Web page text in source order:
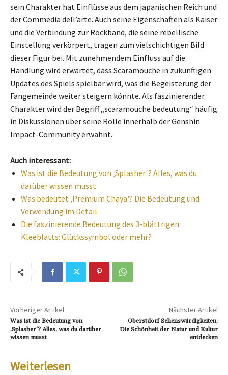
sein Charakter hat Einflüsse aus dem japanischen Reich und
der Commedia dell’arte. Auch seine Eigenschaften als Kaiser
und die Verbindung zur Rockband, die seine rebellische
Einstellung verkörpert, tragen zum vielschichtigen Bild
dieser Figur bei. Mit zunehmendem Einfluss auf die
Handlung wird erwartet, dass Scaramouche in zukünftigen
Updates des Spiels spielbar wird, was die Begeisterung der
Fangemeinde weiter steigern könnte. Als faszinierender
Charakter wird der Begriff „scaramouche bedeutung“ häufig
in Diskussionen über seine Rolle innerhalb der Genshin
Impact-Community erwähnt.
Auch interessant:
Was ist die Bedeutung von ‚Splasher‘? Alles, was du
darüber wissen musst
Was bedeutet ‚Premium Chaya‘? Die Bedeutung und
Verwendung im Detail
Die faszinierende Bedeutung des 3-blättrigen
Kleeblatts: Glückssymbol oder mehr?
Vorheriger Artikel
Was ist die Bedeutung von
‚Splasher‘? Alles, was du darüber
wissen musst
Nächster Artikel
Oberstdorf Sehenswürdigkeiten:
Die Schönheit der Natur und Kultur
entdecken
Weiterlesen